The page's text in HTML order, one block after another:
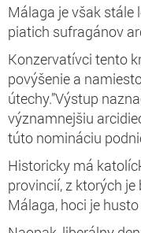
Málaga je však stále
piatich sufragánov
Konzervatívci tento
povýšenie a
útechy.”Výstup
významnejšiu
túto nomináciu
Historicky má
provincií, z ktorých
Málaga, hoci je